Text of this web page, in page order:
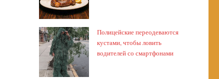
Полицейские переодеваются
кустами, чтобы ловить
водителей со смартфонами